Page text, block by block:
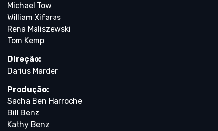
Michael Tow
William Xifaras
Rena Maliszewski
Tom Kemp
Direção:
Darius Marder
Produção:
Sacha Ben Harroche
Bill Benz
Kathy Benz